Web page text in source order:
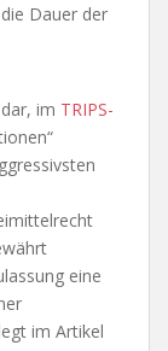
Dauer der
im TRIPS-
eine
im Artikel